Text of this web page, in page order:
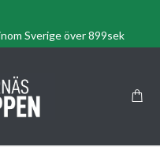
Sverige över 899sek